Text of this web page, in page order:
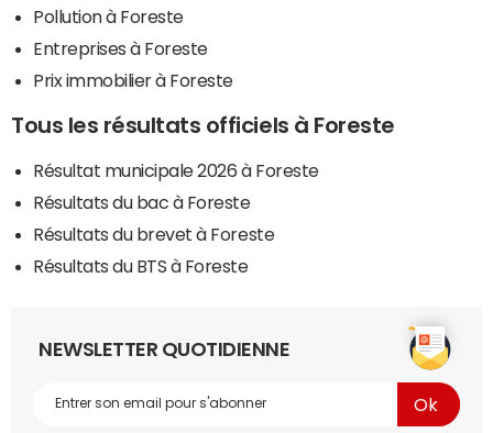
Pollution à Foreste
Entreprises à Foreste
Prix immobilier à Foreste
Tous les résultats officiels à Foreste
Résultat municipale 2026 à Foreste
Résultats du bac à Foreste
Résultats du brevet à Foreste
Résultats du BTS à Foreste
NEWSLETTER QUOTIDIENNE